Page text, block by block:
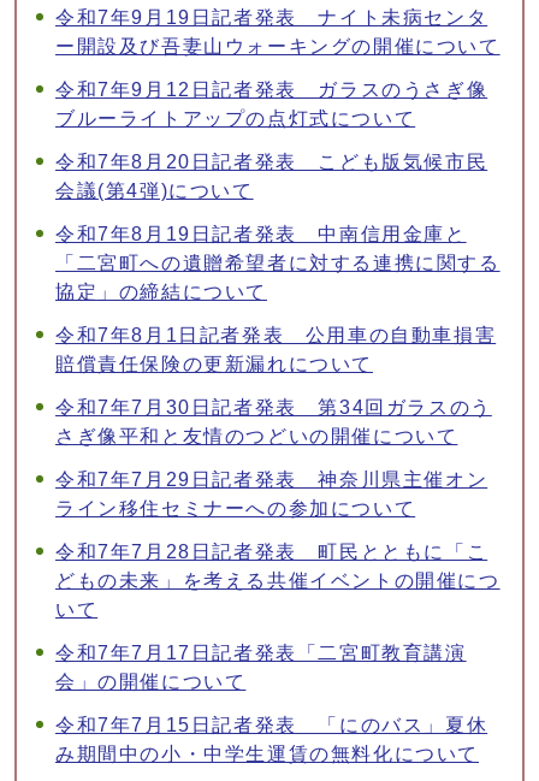
令和7年9月19日記者発表 ナイト未病センタ
ー開設及び吾妻山ウォーキングの開催について
令和7年9月12日記者発表 ガラスのうさぎ像
ブルーライトアップの点灯式について
令和7年8月20日記者発表 こども版気候市民
会議(第4弾)について
令和7年8月19日記者発表 中南信用金庫と
「二宮町への遺贈希望者に対する連携に関する
協定」の締結について
令和7年8月1日記者発表 公用車の自動車損害
賠償責任保険の更新漏れについて
令和7年7月30日記者発表 第34回ガラスのう
さぎ像平和と友情のつどいの開催について
令和7年7月29日記者発表 神奈川県主催オン
ライン移住セミナーへの参加について
令和7年7月28日記者発表 町民とともに「こ
どもの未来」を考える共催イベントの開催につ
いて
令和7年7月17日記者発表「二宮町教育講演
会」の開催について
令和7年7月15日記者発表 「にのバス」夏休
み期間中の小・中学生運賃の無料化について